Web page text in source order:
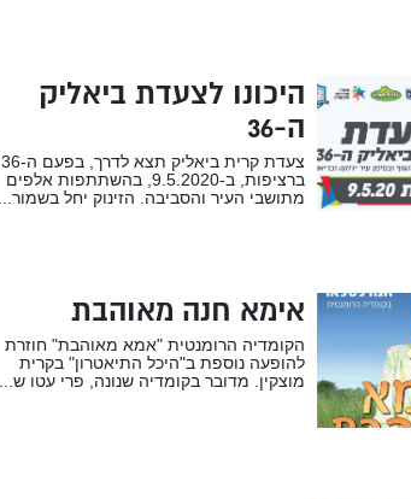
היכונו לצעדת ביאליק
ה-36
צעדת קרית ביאליק תצא לדרך, בפעם ה-36
ברציפות, ב-9.5.2020, בהשתתפות אלפים
מתושבי העיר והסביבה. הזינוק יחל בשמור...
אימא חנה מאוהבת
הקומדיה הרומנטית "אמא מאוהבת" חוזרת
להופעה נוספת ב"היכל התיאטרון" בקרית
מוצקין. מדובר בקומדיה שנונה, פרי עטו ש...